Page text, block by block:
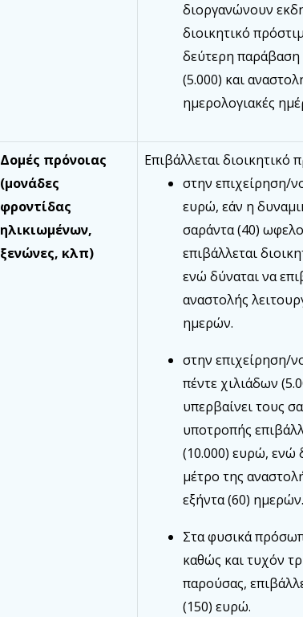
διοργανώνουν
διοικητικό
δεύτερη παράβαση
(5.000) και
ημερολογιακές
Δομές πρόνοιας
(μονάδες
φροντίδας
ηλικιωμένων,
ξενώνες, κλπ)
Επιβάλλεται διοικητικό
στην επιχείρηση/
ευρώ, εάν η
σαράντα (40)
επιβάλλεται
ενώ δύναται να
αναστολής
ημερών.
στην επιχείρηση/
πέντε χιλιάδων
υπερβαίνει τους
υποτροπής
(10.000) ευρώ, ενώ
μέτρο της
εξήντα (60) ημερών.
Στα φυσικά
καθώς και τυχόν
παρούσας,
(150) ευρώ.